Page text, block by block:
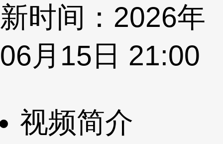
新时间：2026年
06月15日 21:00
视频简介